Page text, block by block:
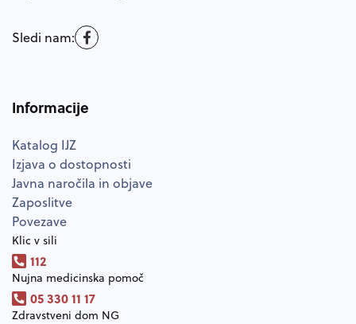
Sledi nam:
Informacije
Katalog IJZ
Izjava o dostopnosti
Javna naročila in objave
Zaposlitve
Povezave
Klic v sili
112
Nujna medicinska pomoč
05 330 11 17
Zdravstveni dom NG